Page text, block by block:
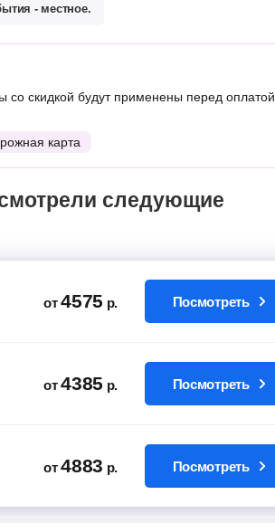
- местное.
скидкой будут применены перед оплатой
карта
от4575 р. Посмотреть
от4385 р. Посмотреть
от4883 р. Посмотреть